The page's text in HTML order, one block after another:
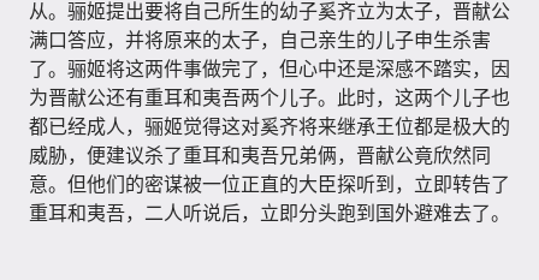
从。骊姬提出要将自己所生的幼子奚齐立为太子，晋献公
满口答应，并将原来的太子，自己亲生的儿子申生杀害
了。骊姬将这两件事做完了，但心中还是深感不踏实，因
为晋献公还有重耳和夷吾两个儿子。此时，这两个儿子也
都已经成人，骊姬觉得这对奚齐将来继承王位都是极大的
威胁，便建议杀了重耳和夷吾兄弟俩，晋献公竟欣然同
意。但他们的密谋被一位正直的大臣探听到，立即转告了
重耳和夷吾，二人听说后，立即分头跑到国外避难去了。